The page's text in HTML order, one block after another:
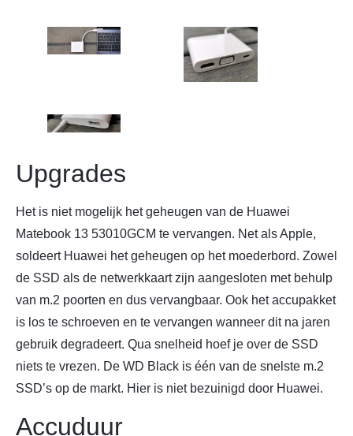
Upgrades
Het is niet mogelijk het geheugen van de Huawei
Matebook 13 53010GCM te vervangen. Net als Apple,
soldeert Huawei het geheugen op het moederbord. Zowel
de SSD als de netwerkkaart zijn aangesloten met behulp
van m.2 poorten en dus vervangbaar. Ook het accupakket
is los te schroeven en te vervangen wanneer dit na jaren
gebruik degradeert. Qua snelheid hoef je over de SSD
niets te vrezen. De WD Black is één van de snelste m.2
SSD’s op de markt. Hier is niet bezuinigd door Huawei.
Accuduur